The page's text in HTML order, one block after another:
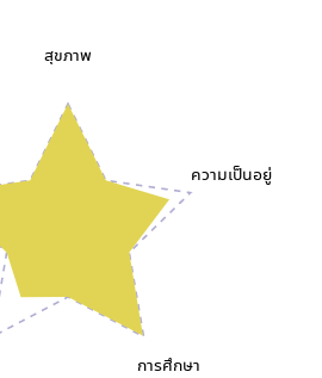
สุขภาพ
ความเป็นอยู่
การศึกษา